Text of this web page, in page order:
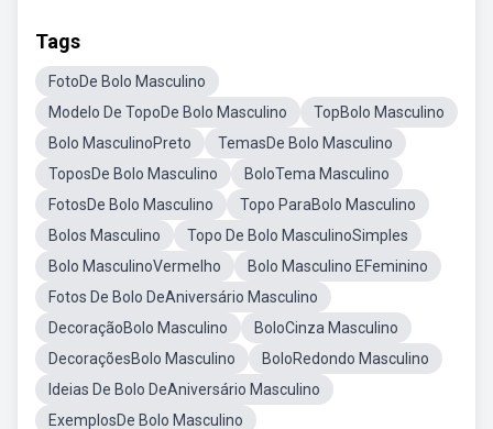
Tags
FotoDe Bolo Masculino
Modelo De TopoDe Bolo Masculino
TopBolo Masculino
Bolo MasculinoPreto
TemasDe Bolo Masculino
ToposDe Bolo Masculino
BoloTema Masculino
FotosDe Bolo Masculino
Topo ParaBolo Masculino
Bolos Masculino
Topo De Bolo MasculinoSimples
Bolo MasculinoVermelho
Bolo Masculino EFeminino
Fotos De Bolo DeAniversário Masculino
DecoraçãoBolo Masculino
BoloCinza Masculino
DecoraçõesBolo Masculino
BoloRedondo Masculino
Ideias De Bolo DeAniversário Masculino
ExemplosDe Bolo Masculino